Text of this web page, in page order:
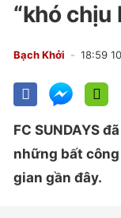
“khó chịu
Bạch Khởi 18:59
FC SUNDAYS
những bất công
gian gần đây.